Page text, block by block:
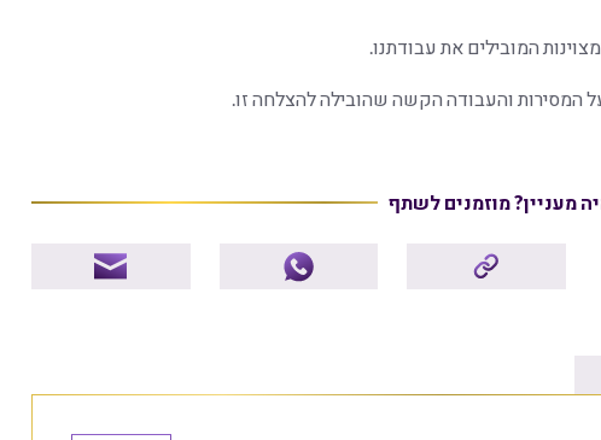
המובילים את עבודתנו.
המסירות והעבודה הקשה שהובילה להצלחה זו.
מעניין? מוזמנים לשתף